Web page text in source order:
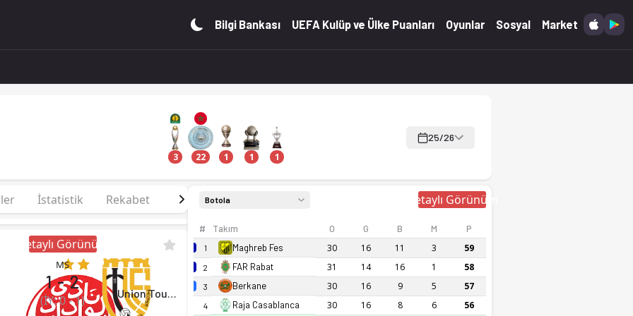
Kadro, fikstür ve canlı skor Ofsayt'ta.
Bilgi Bankası UEFA Kulüp ve Ülke Puanları Oyunlar Sosyal Market
3 22 1 1 1
25/26
İstatistik Rekabet Tarihçe
Detaylı Görünüm
MS
1 - 2
(İY:0-1) Union Touarga
Botola Detaylı Görünüm
# Takım O G B M P
1 Maghreb Fes 30 16 11 3 59
2 FAR Rabat 31 14 16 1 58
3 Berkane 30 16 9 5 57
4 Raja Casablanca 30 16 8 6 56